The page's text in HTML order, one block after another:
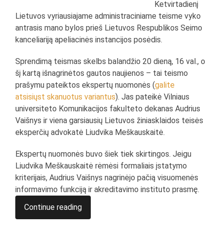
Ketvirtadienį
Lietuvos vyriausiajame administraciniame teisme vyko
antrasis mano bylos prieš Lietuvos Respublikos Seimo
kanceliariją apeliacinės instancijos posėdis.
Sprendimą teismas skelbs balandžio 20 dieną, 16 val., o
šį kartą išnagrinėtos gautos naujienos – tai teismo
prašymu pateiktos ekspertų nuomonės (galite
atsisiųst skanuotus variantus). Jas pateikė Vilniaus
universiteto Komunikacijos fakulteto dekanas Audrius
Vaišnys ir viena garsiausių Lietuvos žiniasklaidos teisės
eksperčių advokatė Liudvika Meškauskaitė.
Ekspertų nuomonės buvo šiek tiek skirtingos. Jeigu
Liudvika Meškauskaitė rėmėsi formaliais įstatymo
kriterijais, Audrius Vaišnys nagrinėjo pačią visuomenės
informavimo funkciją ir akreditavimo instituto prasmę.
Continue reading